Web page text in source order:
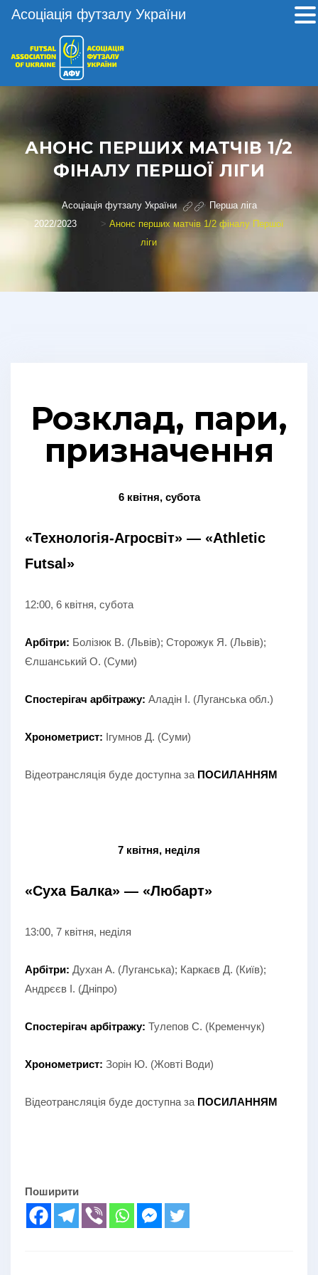
АНОНС ПЕРШИХ МАТЧІВ 1/2
ФІНАЛУ ПЕРШОЇ ЛІГИ
Асоціація футзалу України > Перша ліга
2022/2023
> Анонс перших матчів 1/2 фіналу Першої
ліги
Розклад, пари,
призначення
6 квітня, субота
«Технологія-Агросвіт» — «Athletic
Futsal »
12:00, 6 квітня, субота
Арбітри: Болізюк В. (Львів); Сторожук Я. (Львів);
Єлшанський О. (Суми)
Спостерігач арбітражу: Аладін І. (Луганська обл.)
Хронометрист: Ігумнов Д. (Суми)
Відеотрансляція буде доступна за ПОСИЛАННЯМ
7 квітня, неділя
«Суха Балка» — «Любарт»
13:00, 7 квітня, неділя
Арбітри: Духан А. (Луганська); Каркаєв Д. (Київ);
Андрєєв І. (Дніпро)
Спостерігач арбітражу: Тулепов С. (Кременчук)
Хронометрист: Зорін Ю. (Жовті Води)
Відеотрансляція буде доступна за ПОСИЛАННЯМ
Поширити
Асоціація футзалу України